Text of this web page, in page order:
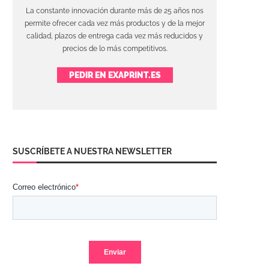
La constante innovación durante más de 25 años nos
permite ofrecer cada vez más productos y de la mejor
calidad, plazos de entrega cada vez más reducidos y
precios de lo más competitivos.
PEDIR EN EXAPRINT.ES
SUSCRÍBETE A NUESTRA NEWSLETTER